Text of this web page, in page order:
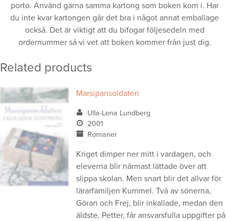
porto. Använd gärna samma kartong som boken kom i. Har
du inte kvar kartongen går det bra i något annat emballage
också. Det är viktigt att du bifogar följesedeln med
ordernummer så vi vet att boken kommer från just dig.
Related products
Marsipansoldaten
Ulla-Lena Lundberg
2001
Romaner
Kriget dimper ner mitt i vardagen, och
eleverna blir närmast lättade över att
slippa skolan. Men snart blir det allvar för
lärarfamiljen Kummel. Två av sönerna,
Göran och Frej, blir inkallade, medan den
äldste, Petter, får ansvarsfulla uppgifter på